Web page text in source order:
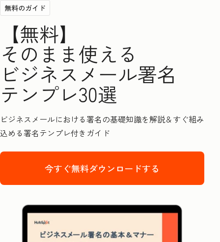
無料のガイド
【無料】
そのまま使える
ビジネスメール署名
テンプレ30選
ビジネスメールにおける署名の基礎知識を解説＆すぐ組み
込める署名テンプレ付きガイド
今すぐ無料ダウンロードする